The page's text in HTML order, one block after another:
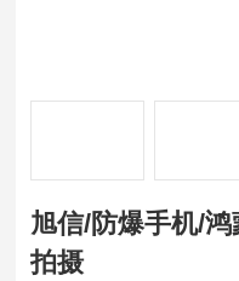
旭信/防爆手机/
拍摄